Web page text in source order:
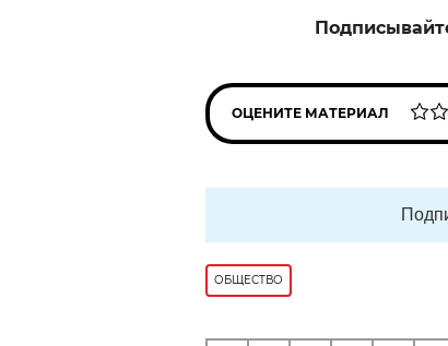
ОЦЕНИТЕ МАТЕРИАЛ
ОБЩЕСТВО